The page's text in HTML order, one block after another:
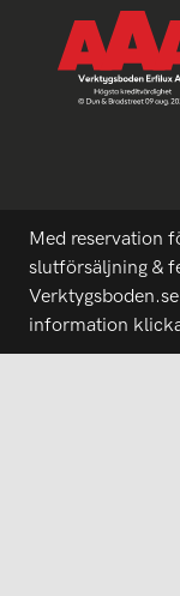
Med reservation
slutförsäljning &
information